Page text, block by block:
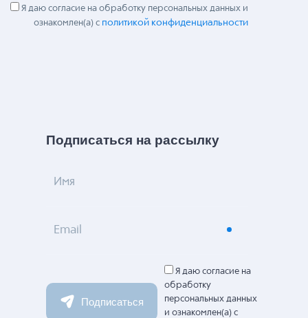
Я даю согласие на обработку персональных данных и
ознакомлен(а) с политикой конфиденциальности
Подписаться на рассылку
Имя
Email
Подписаться
Я даю согласие на
обработку
персональных данных
и ознакомлен(а) с